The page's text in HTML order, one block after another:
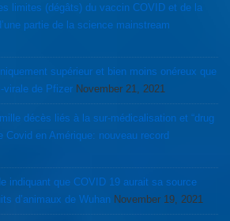
limites (dégâts) du vaccin COVID et de la
partie de la science mainstream
supérieur et bien moins onéreux que
virale de Pfizer November 21, 2021
décès liés à la sur-médicalisation et “drug
Covid en Amérique: nouveau record
indiquant que COVID 19 aurait sa source
d’animaux de Wuhan November 19, 2021